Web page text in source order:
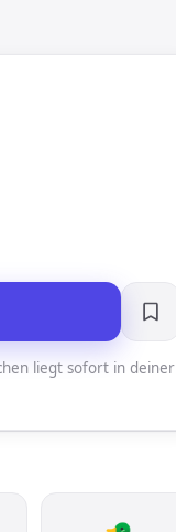
liegt sofort in deiner